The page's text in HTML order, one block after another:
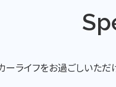
ライフをお過ごしいただ